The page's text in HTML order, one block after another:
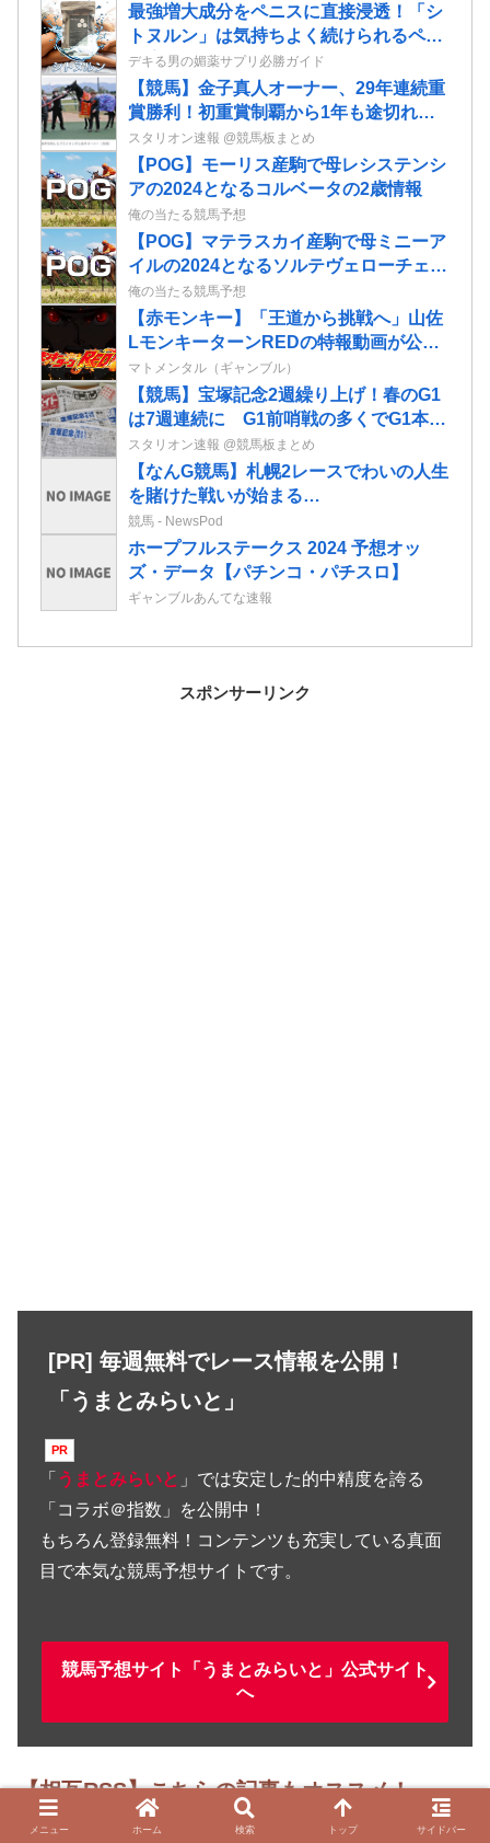
最強増大成分をペニスに直接浸透！「シ
トヌルン」は気持ちよく続けられるペニ
ス増大ローションだ！
デキる男の媚薬サプリ必勝ガイド
【競馬】金子真人オーナー、29年連続重
賞勝利！初重賞制覇から1年も途切れる
ことなく29年… JRA重賞は122勝目
ネット「すごすぎる」
スタリオン速報 @競馬板まとめ
【POG】モーリス産駒で母レシステンシ
アの2024となるコルベータの2歳情報
俺の当たる競馬予想
【POG】マテラスカイ産駒で母ミニーア
イルの2024となるソルテヴェローチェの
2歳情報
俺の当たる競馬予想
【赤モンキー】「王道から挑戦へ」山佐
LモンキーターンREDの特報動画が公
開！
マトメンタル（ギャンブル）
【競馬】宝塚記念2週繰り上げ！春のG1
は7週連続に G1前哨戦の多くでG1本番
までの期間拡大 JRA開催日程発表
スタリオン速報 @競馬板まとめ
【なんG競馬】札幌2レースでわいの人生
を賭けた戦いが始まる…
競馬 - NewsPod
ホープフルステークス 2024 予想オッ
ズ・データ【パチンコ・パチスロ】
ギャンブルあんてな速報
スポンサーリンク
[PR] 毎週無料でレース情報を公開！
「うまとみらいと」
「 うまとみらいと 」では安定した的中精度を誇る
「コラボ＠指数」を公開中！
もちろん登録無料！コンテンツも充実している真面
目で本気な競馬予想サイトです。
競馬予想サイト「うまとみらいと」公式サイト
へ
【相互RSS】こちらの記事もオススメ！
メニュー ホーム 検索 トップ サイドバー